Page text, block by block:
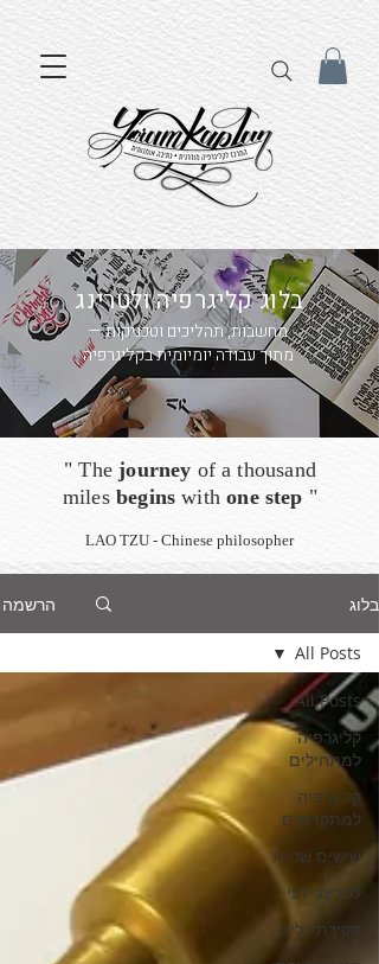
בלוג קליגרפיה ולטרינג
מחשבות, תהליכים וטכניקות —
מתוך עבודה יומיומית בקליגרפיה
" Thejourney of a thousand
milesbeginswithone step "
LAO TZU - Chinese philosopher
בלוג הרשמה
All Posts
קליגרפיה
למתחילים
קליגרפיה
למתקדמים
שישים שניות
לטרינג ידני
סקירת כלים
All Posts